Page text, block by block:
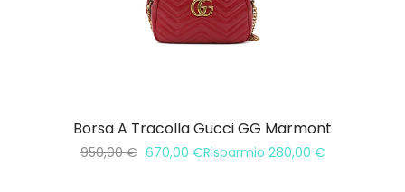
Borsa A Tracolla Gucci GG Marmont
950,00€ 670,00 €Risparmio 280,00 €